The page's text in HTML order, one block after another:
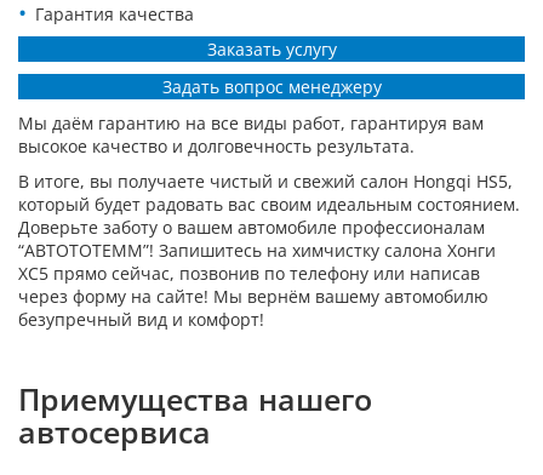
Гарантия качества
Заказать услугу
Задать вопрос менеджеру
Мы даём гарантию на все виды работ, гарантируя вам
высокое качество и долговечность результата.
В итоге, вы получаете чистый и свежий салон Hongqi HS5,
который будет радовать вас своим идеальным состоянием.
Доверьте заботу о вашем автомобиле профессионалам
“АВТОТОТЕММ”! Запишитесь на химчистку салона Хонги
ХС5 прямо сейчас, позвонив по телефону или написав
через форму на сайте! Мы вернём вашему автомобилю
безупречный вид и комфорт!
Приемущества нашего
автосервиса